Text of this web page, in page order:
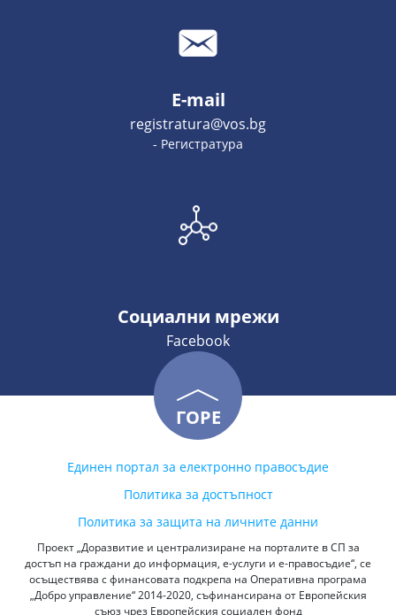
E-mail
registratura@vos.bg
- Регистратура
Социални мрежи
Facebook
ГОРЕ
Единен портал за електронно правосъдие
Политика за достъпност
Политика за защита на личните данни
Проект „Доразвитие и централизиране на порталите в СП за
достъп на граждани до информация, е-услуги и е-правосъдие“, се
осъществява с финансовата подкрепа на Оперативна програма
„Добро управление“ 2014-2020, съфинансирана от Европейския
съюз чрез Европейския социален фонд